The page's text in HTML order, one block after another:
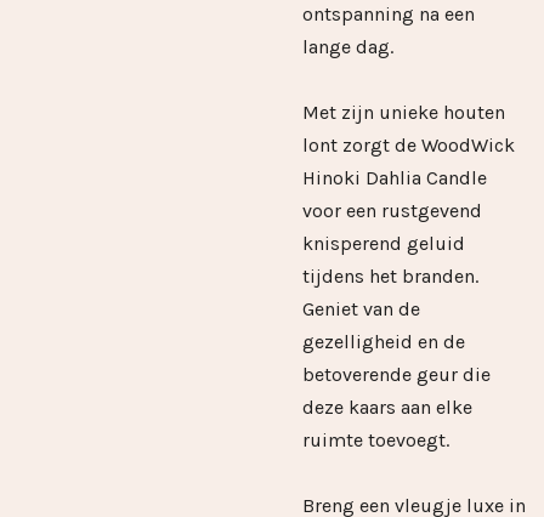
ontspanning na een
lange dag.
Met zijn unieke houten
lont zorgt de WoodWick
Hinoki Dahlia Candle
voor een rustgevend
knisperend geluid
tijdens het branden.
Geniet van de
gezelligheid en de
betoverende geur die
deze kaars aan elke
ruimte toevoegt.
Breng een vleugje luxe in